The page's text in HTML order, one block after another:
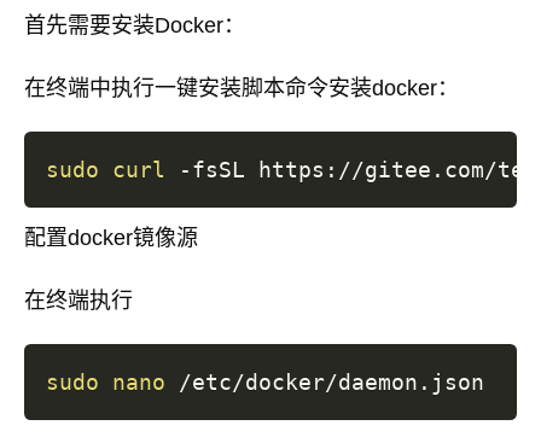
首先需要安装Docker：
在终端中执行一键安装脚本命令安装docker：
sudo curl -fsSL https://gitee.com/
配置docker镜像源
在终端执行
sudo nano